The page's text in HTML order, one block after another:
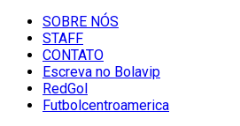
SOBRE NÓS
STAFF
CONTATO
Escreva no Bolavip
RedGol
Futbolcentroamerica